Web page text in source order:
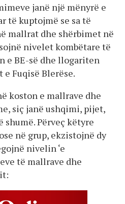
janë një mënyrë e
të kuptojmë se sa të
mallrat dhe shërbimet në
nivelet kombëtare të
e BE-së dhe llogariten
Fuqisë Blerëse.
koston e mallrave dhe
siç janë ushqimi, pijet,
Përveç këtyre
në grup, ekzistojnë dy
nivelin ‘e
të mallrave dhe